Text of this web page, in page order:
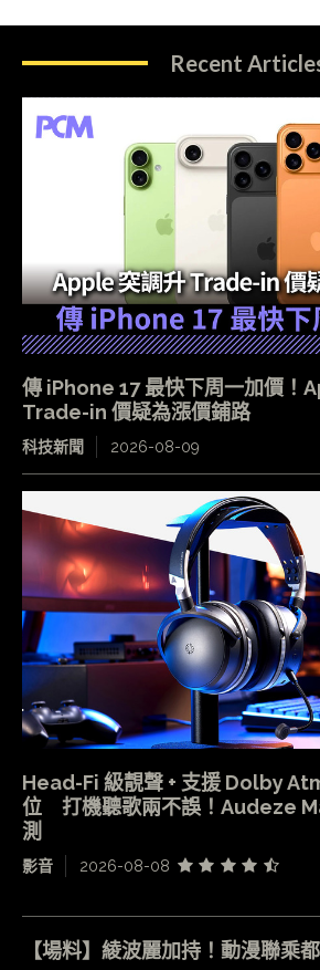
Recent
傳 iPhone 17 最快下周一加價！
Trade-in 價疑為漲價鋪路
科技新聞 2026-08-09
Head-Fi 級靚聲 + 支援 Dolby
位 打機聽歌兩不誤！Audeze
測
影音 2026-08-08
【場料】綾波麗加持！動漫聯乘